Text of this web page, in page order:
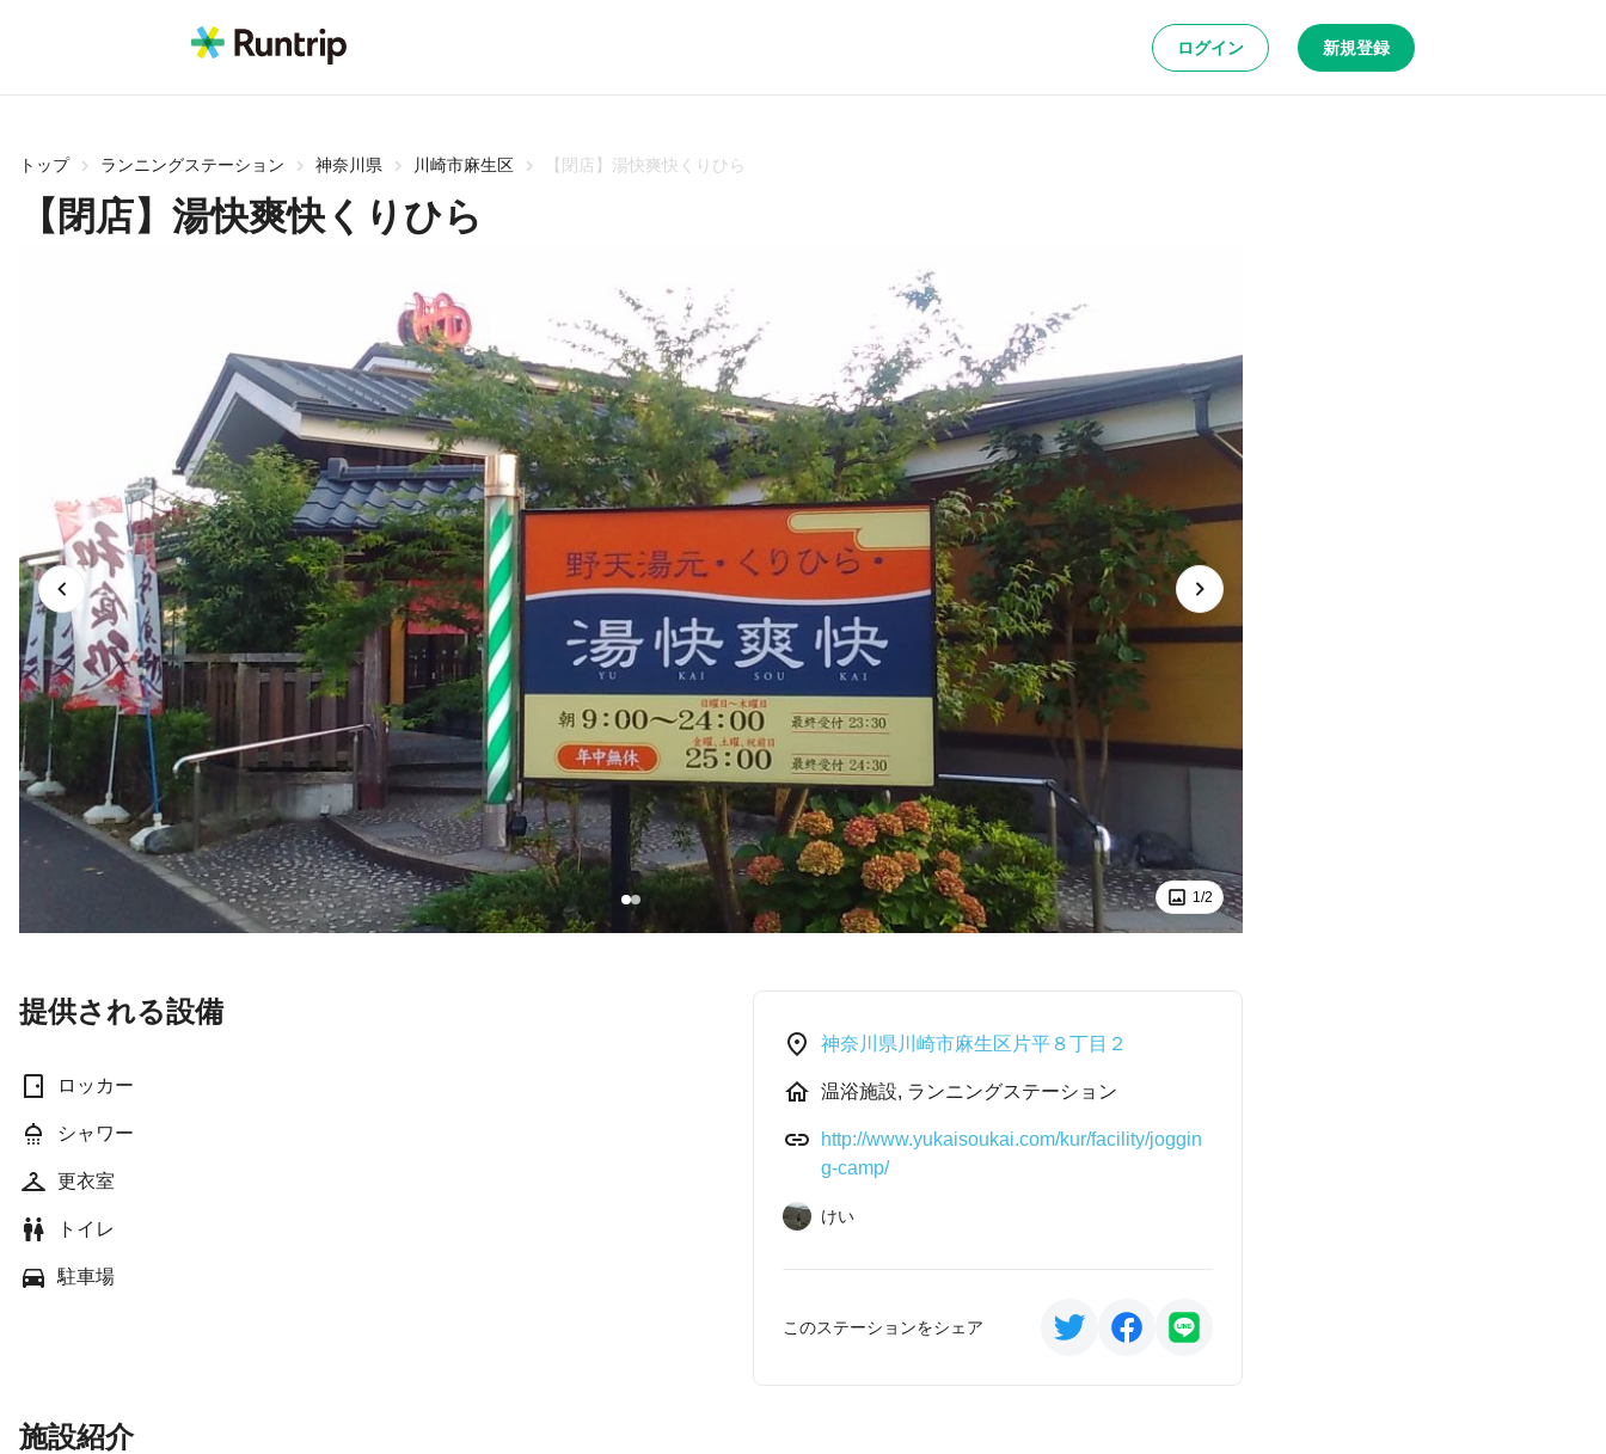
ログイン 新規登録
1/2
トップ ランニングステーション 神奈川県 川崎市麻生区 【閉店】湯快爽快くりひら
【閉店】湯快爽快くりひら
提供される設備
ロッカー
シャワー
更衣室
トイレ
駐車場
施設紹介
神奈川県川崎市麻生区片平８丁目２
温浴施設, ランニングステーション
http://www.yukaisoukai.com/kur/facility/joggin
g-camp/
けい
このステーションをシェア